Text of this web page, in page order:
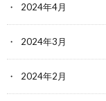
2024年4月
2024年3月
2024年2月